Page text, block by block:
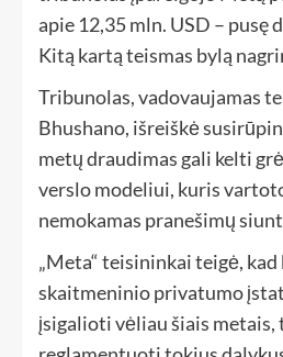
apie 12,35 mln. USD – pusę
Kitą kartą teismas bylą
Tribunolas, vadovaujamas
Bhushano, išreiškė
metų draudimas gali kelti
verslo modeliui, kuris
nemokamas pranešimų
„Meta“ teisininkai teigė,
skaitmeninio privatumo
įsigalioti vėliau šiais